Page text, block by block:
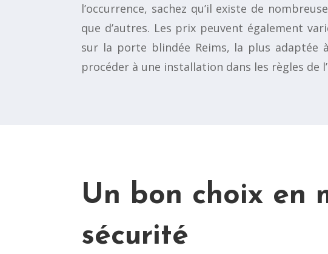
l’occurrence, sachez qu’il existe de
que d’autres. Les prix peuvent également
sur la porte blindée Reims, la plus adaptée
procéder à une installation dans les règles de
Un bon choix en
sécurité